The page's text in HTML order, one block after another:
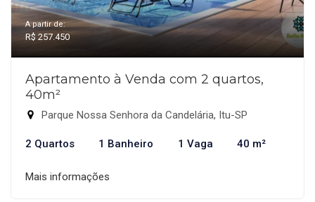
A partir de:
R$ 257.450
Apartamento à Venda com 2 quartos,
40m²
Parque Nossa Senhora da Candelária, Itu-SP
2 Quartos 1 Banheiro 1 Vaga 40 m²
Mais informações